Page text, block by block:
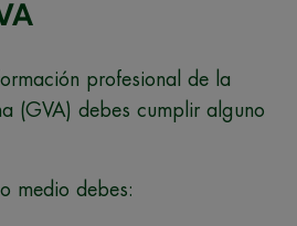
profesional de la
(GVA) debes cumplir alguno
medio debes: